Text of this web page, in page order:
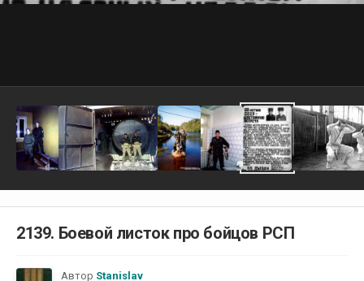
2139. Боевой листок про бойцов РСП
Автор Stanislav